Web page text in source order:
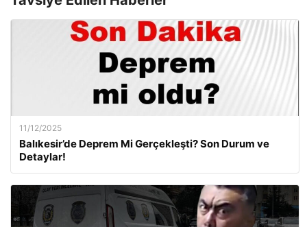
11/12/2025
Balıkesir’de Deprem Mi Gerçekleşti? Son Durum ve
Detaylar!